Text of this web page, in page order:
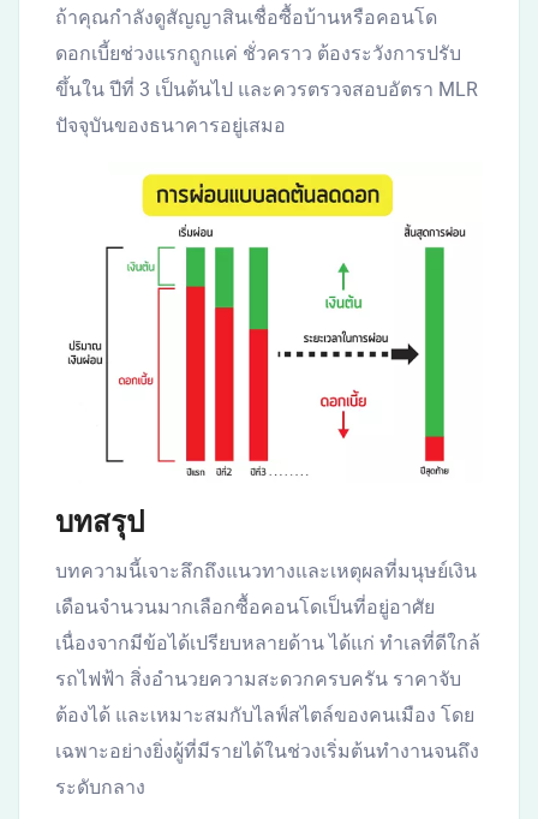
ถ้าคุณกำลังดูสัญญาสินเชื่อซื้อบ้านหรือคอนโด
ดอกเบี้ยช่วงแรกถูกแค่ ชั่วคราว ต้องระวังการปรับ
ขึ้นใน ปีที่ 3 เป็นต้นไป และควรตรวจสอบอัตรา MLR
ปัจจุบันของธนาคารอยู่เสมอ
บทสรุป
บทความนี้เจาะลึกถึงแนวทางและเหตุผลที่มนุษย์เงิน
เดือนจำนวนมากเลือกซื้อคอนโดเป็นที่อยู่อาศัย
เนื่องจากมีข้อได้เปรียบหลายด้าน ได้แก่ ทำเลที่ดีใกล้
รถไฟฟ้า สิ่งอำนวยความสะดวกครบครัน ราคาจับ
ต้องได้ และเหมาะสมกับไลฟ์สไตล์ของคนเมือง โดย
เฉพาะอย่างยิ่งผู้ที่มีรายได้ในช่วงเริ่มต้นทำงานจนถึง
ระดับกลาง